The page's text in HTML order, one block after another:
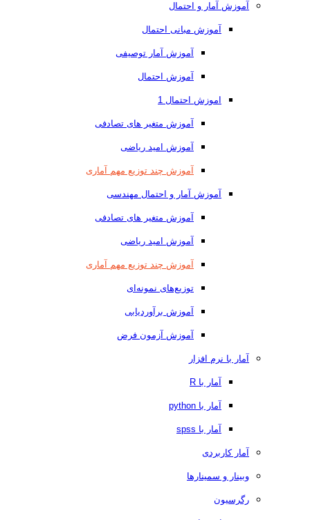
آموزش آمار و احتمال
آموزش مبانی احتمال
آموزش آمار توصیفی
آموزش احتمال
اموزش احتمال 1
آموزش متغیر های تصادفی
آموزش امید ریاضی
آموزش چند توزیع مهم آماری
آموزش آمار و احتمال مهندسی
آموزش متغیر های تصادفی
آموزش امید ریاضی
آموزش چند توزیع مهم آماری
توزیع‌های نمونه‌ای
آموزش برآوردیابی
آموزش آزمون فرض
آمار با نرم افزار
آمار با R
آمار با python
آمار با spss
آمار کاربردی
وبینار و سمینارها
رگرسیون